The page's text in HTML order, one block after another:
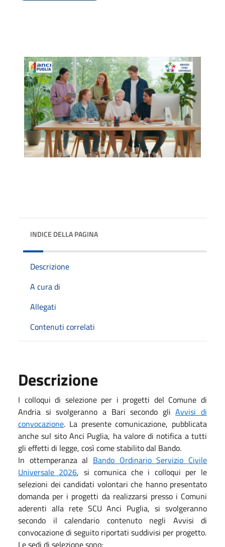
INDICE DELLA PAGINA
Descrizione
A cura di
Allegati
Contenuti correlati
Descrizione
I colloqui di selezione per i progetti del Comune di
Andria si svolgeranno a Bari secondo gliAvvisi di
convocazione. La presente comunicazione, pubblicata
anche sul sito Anci Puglia, ha valore di notifica a tutti
gli effetti di legge, così come stabilito dal Bando.
In ottemperanza al Bando Ordinario Servizio Civile
Universale 2026, si comunica che i colloqui per le
selezioni dei candidati volontari che hanno presentato
domanda per i progetti da realizzarsi presso i Comuni
aderenti alla rete SCU Anci Puglia, si svolgeranno
secondo il calendario contenuto negli Avvisi di
convocazione di seguito riportati suddivisi per progetto.
Le sedi di selezione sono: